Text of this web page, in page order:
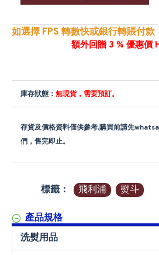
如選擇 FPS 轉數快或銀行轉賬付款
額外回贈 3 % 優惠價
庫存狀態： 無現貨，需要預訂。
存貨及價格資料僅供參考,購買前請先
們，售完即止。
標籤： 飛利浦 熨斗
產品規格
洗熨用品